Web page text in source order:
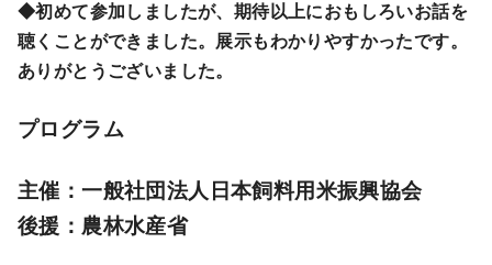
◆初めて参加しましたが、期待以上におもしろいお話を
聴くことができました。展示もわかりやすかったです。
ありがとうございました。
プログラム
主催：一般社団法人日本飼料用米振興協会
後援：農林水産省